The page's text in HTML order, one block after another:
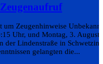
um Zeugenhinweise
Uhr, und Montag, 3. August
der Lindenstraße in
gelangten die...